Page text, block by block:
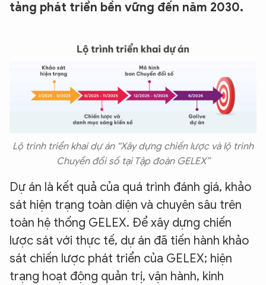
tảng phát triển bền vững đến năm 2030.
Lộ trình triển khai dự án “Xây dựng chiến lược và lộ trình
Chuyển đổi số tại Tập đoàn GELEX”
Dự án là kết quả của quá trình đánh giá, khảo
sát hiện trạng toàn diện và chuyên sâu trên
toàn hệ thống GELEX. Để xây dựng chiến
lược sát với thực tế, dự án đã tiến hành khảo
sát chiến lược phát triển của GELEX; hiện
trạng hoạt động quản trị, vận hành, kinh